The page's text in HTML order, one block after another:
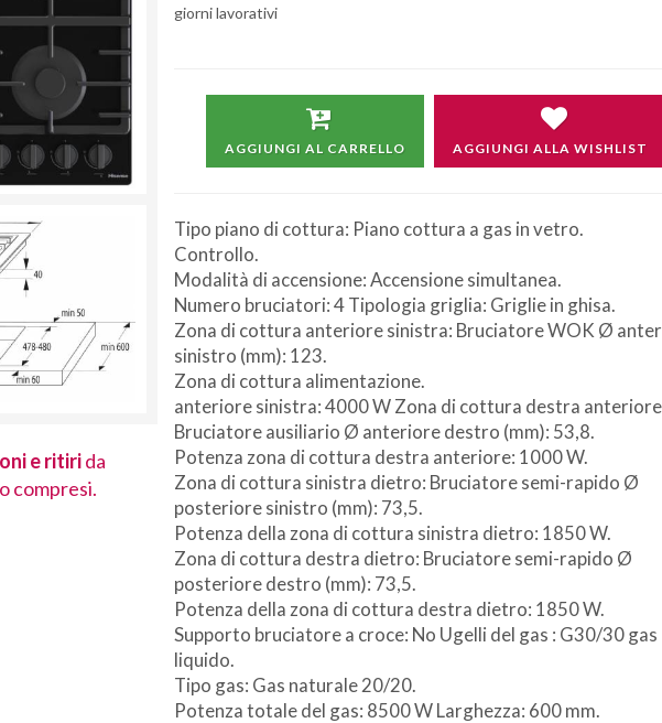
e ritirida
compresi.
Non si effettuano spedizioni e ritirida
venerdì 7 a lunedì 24 agosto compresi.
giorni lavorativi
AGGIUNGI AL CARRELLO AGGIUNGI ALLA WISHLIST
Tipo piano di cottura: Piano cottura a gas in vetro.
Controllo.
Modalità di accensione: Accensione simultanea.
Numero bruciatori: 4 Tipologia griglia: Griglie in ghisa.
Zona di cottura anteriore sinistra: Bruciatore WOK Ø
sinistro (mm): 123.
Zona di cottura alimentazione.
anteriore sinistra: 4000 W Zona di cottura destra
Bruciatore ausiliario Ø anteriore destro (mm): 53,8.
Potenza zona di cottura destra anteriore: 1000 W.
Zona di cottura sinistra dietro: Bruciatore semi-rapido Ø
posteriore sinistro (mm): 73,5.
Potenza della zona di cottura sinistra dietro: 1850 W.
Zona di cottura destra dietro: Bruciatore semi-rapido Ø
posteriore destro (mm): 73,5.
Potenza della zona di cottura destra dietro: 1850 W.
Supporto bruciatore a croce: No Ugelli del gas : G30/30 gas
liquido.
Tipo gas: Gas naturale 20/20.
Potenza totale del gas: 8500 W Larghezza: 600 mm.